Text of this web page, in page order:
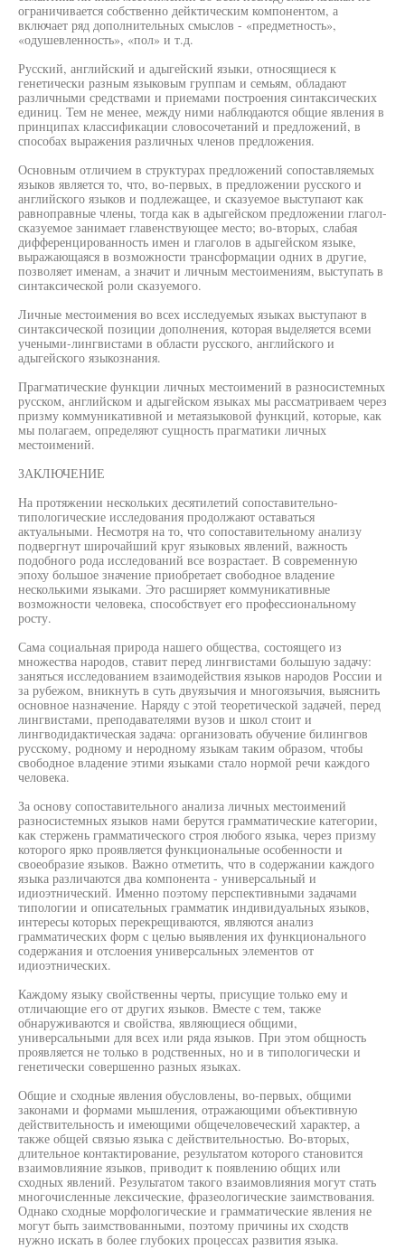
ограничивается собственно дейктическим компонентом, а
включает ряд дополнительных смыслов - «предметность»,
«одушевленность», «пол» и т.д.
Русский, английский и адыгейский языки, относящиеся к
генетически разным языковым группам и семьям, обладают
различными средствами и приемами построения синтаксических
единиц. Тем не менее, между ними наблюдаются общие явления в
принципах классификации словосочетаний и предложений, в
способах выражения различных членов предложения.
Основным отличием в структурах предложений сопоставляемых
языков является то, что, во-первых, в предложении русского и
английского языков и подлежащее, и сказуемое выступают как
равноправные члены, тогда как в адыгейском предложении глагол-
сказуемое занимает главенствующее место; во-вторых, слабая
дифференцированность имен и глаголов в адыгейском языке,
выражающаяся в возможности трансформации одних в другие,
позволяет именам, а значит и личным местоимениям, выступать в
синтаксической роли сказуемого.
Личные местоимения во всех исследуемых языках выступают в
синтаксической позиции дополнения, которая выделяется всеми
учеными-лингвистами в области русского, английского и
адыгейского языкознания.
Прагматические функции личных местоимений в разносистемных
русском, английском и адыгейском языках мы рассматриваем через
призму коммуникативной и метаязыковой функций, которые, как
мы полагаем, определяют сущность прагматики личных
местоимений.
ЗАКЛЮЧЕНИЕ
На протяжении нескольких десятилетий сопоставительно-
типологические исследования продолжают оставаться
актуальными. Несмотря на то, что сопоставительному анализу
подвергнут широчайший круг языковых явлений, важность
подобного рода исследований все возрастает. В современную
эпоху большое значение приобретает свободное владение
несколькими языками. Это расширяет коммуникативные
возможности человека, способствует его профессиональному
росту.
Сама социальная природа нашего общества, состоящего из
множества народов, ставит перед лингвистами большую задачу:
заняться исследованием взаимодействия языков народов России и
за рубежом, вникнуть в суть двуязычия и многоязычия, выяснить
основное назначение. Наряду с этой теоретической задачей, перед
лингвистами, преподавателями вузов и школ стоит и
лингводидактическая задача: организовать обучение билингвов
русскому, родному и неродному языкам таким образом, чтобы
свободное владение этими языками стало нормой речи каждого
человека.
За основу сопоставительного анализа личных местоимений
разносистемных языков нами берутся грамматические категории,
как стержень грамматического строя любого языка, через призму
которого ярко проявляется функциональные особенности и
своеобразие языков. Важно отметить, что в содержании каждого
языка различаются два компонента - универсальный и
идиоэтнический. Именно поэтому перспективными задачами
типологии и описательных грамматик индивидуальных языков,
интересы которых перекрещиваются, являются анализ
грамматических форм с целью выявления их функционального
содержания и отслоения универсальных элементов от
идиоэтнических.
Каждому языку свойственны черты, присущие только ему и
отличающие его от других языков. Вместе с тем, также
обнаруживаются и свойства, являющиеся общими,
универсальными для всех или ряда языков. При этом общность
проявляется не только в родственных, но и в типологически и
генетически совершенно разных языках.
Общие и сходные явления обусловлены, во-первых, общими
законами и формами мышления, отражающими объективную
действительность и имеющими общечеловеческий характер, а
также общей связью языка с действительностью. Во-вторых,
длительное контактирование, результатом которого становится
взаимовлияние языков, приводит к появлению общих или
сходных явлений. Результатом такого взаимовлияния могут стать
многочисленные лексические, фразеологические заимствования.
Однако сходные морфологические и грамматические явления не
могут быть заимствованными, поэтому причины их сходств
нужно искать в более глубоких процессах развития языка.